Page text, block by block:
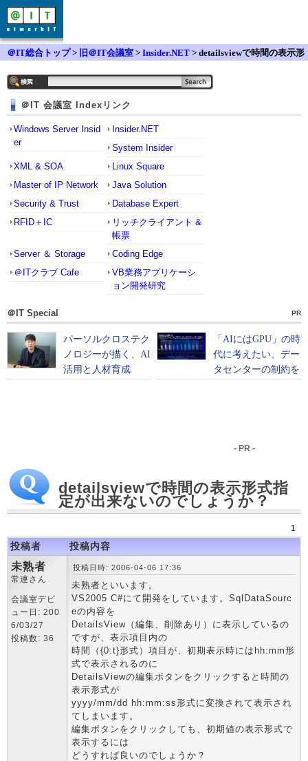
＠IT総合トップ> 旧＠IT会議室 > Insider.NET > detailsviewで時間の表示形
＠IT 会議室 Indexリンク
Windows Server Insid
er
Insider.NET
System Insider
XML & SOA
Linux Square
Master of IP Network
Java Solution
Security & Trust
Database Expert
RFID＋IC
リッチクライアント &
帳票
Server ＆ Storage
Coding Edge
＠ITクラブ Cafe
VB業務アプリケーシ
ョン開発研究
＠IT Special PR
- PR -
detailsviewで時間の表示形式指
定が出来ないのでしょうか？
1
投稿者 投稿内容
未熟者
常連さん
会議室デビ
ュー日: 200
6/03/27
投稿数: 36
投稿日時: 2006-04-06 17:36
未熟者といいます。
VS2005 C#にて開発をしています。SqlDataSourc
eの内容を
DetailsView（編集、削除あり）に表示しているの
ですが、表示項目内の
時間（{0:t}形式）項目が、初期表示時にはhh:mm形
式で表示されるのに
DetailsViewの編集ボタンをクリックすると時間の
表示形式が
yyyy/mm/dd hh:mm:ss形式に変換されて表示され
てしまいます。
編集ボタンをクリックしても、初期値の表示形式で
表示するには
どうすれば良いのでしょうか？